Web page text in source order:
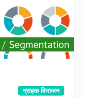
ग्राहक विभाजन